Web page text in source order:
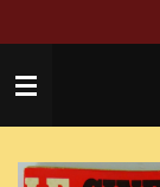
au
contenu
principal